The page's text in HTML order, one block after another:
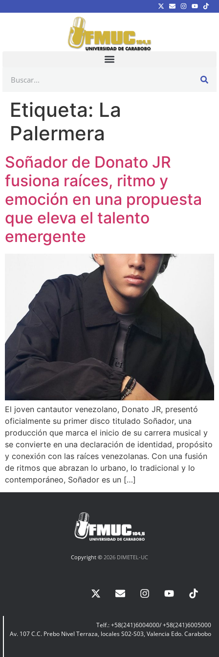
Etiqueta: La
Palermera
Soñador de Donato JR
fusiona raíces, ritmo y
emoción en una propuesta
que eleva el talento
emergente
El joven cantautor venezolano, Donato JR, presentó
oficialmente su primer disco titulado Soñador, una
producción que marca el inicio de su carrera musical y
se convierte en una declaración de identidad, propósito
y conexión con las raíces venezolanas. Con una fusión
de ritmos que abrazan lo urbano, lo tradicional y lo
contemporáneo, Soñador es un […]
Copyright © 2026 DIMETEL-UC
Telf.: +58(241)6004000/ +58(241)6005000
Av. 107 C.C. Prebo Nivel Terraza, locales S02-S03, Valencia Edo. Carabobo